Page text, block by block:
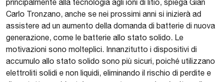
principalmente alla tecnologia agli ioni di litio, spiega Gian
Carlo Tronzano, anche se nei prossimi anni si inizierà ad
assistere ad un aumento della domanda di batterie di nuova
generazione, come le batterie allo stato solido. Le
motivazioni sono molteplici. Innanzitutto i dispositivi di
accumulo allo stato solido sono più sicuri, poiché utilizzano
elettroliti solidi e non liquidi, eliminando il rischio di perdite e